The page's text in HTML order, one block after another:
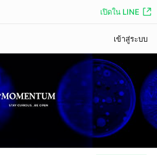
เปิดใน LINE
เข้าสู่ระบบ